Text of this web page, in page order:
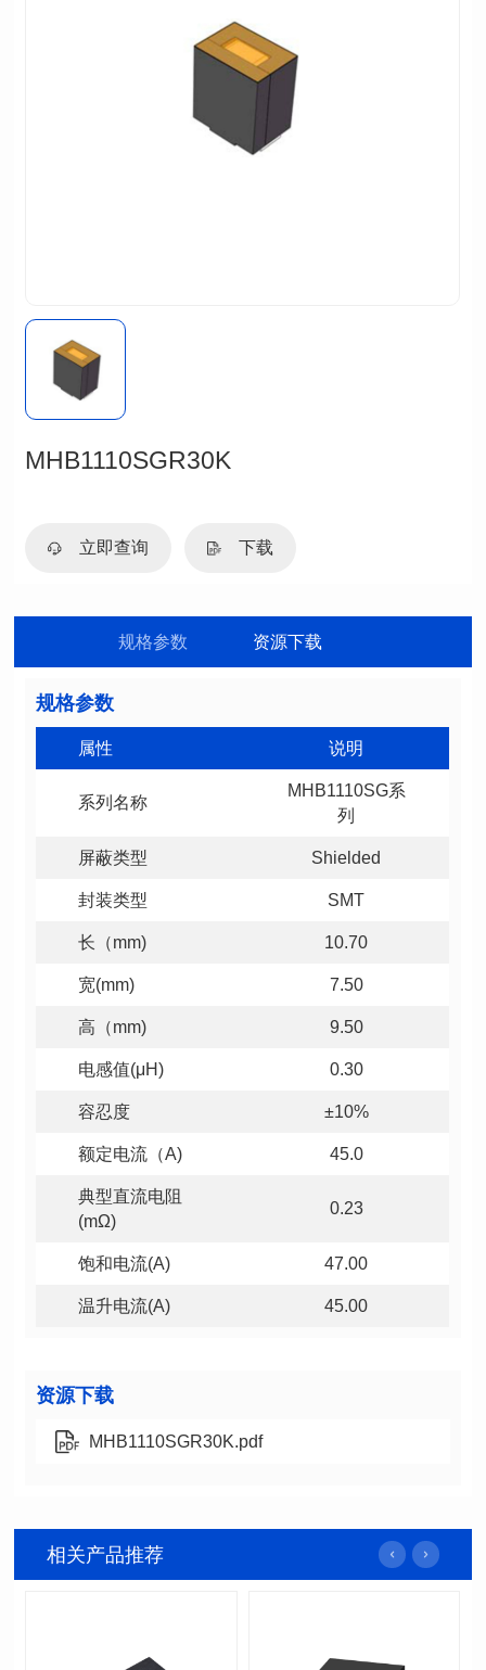
MHB1110SGR30K
立即查询 下载
规格参数 资源下载
规格参数
属性 说明
系列名称
列
屏蔽类型 Shielded
封装类型 SMT
长（mm) 10.70
宽(mm) 7.50
高（mm) 9.50
电感值(μH) 0.30
容忍度 ±10%
额定电流（A) 45.0
(mΩ)
0.23
饱和电流(A) 47.00
温升电流(A) 45.00
资源下载
MHB1110SGR30K.pdf
相关产品推荐